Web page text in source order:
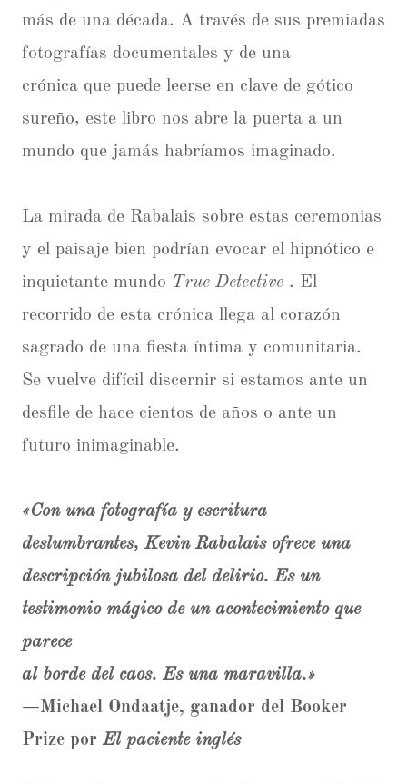
más de una década. A través de sus premiadas
fotografías documentales y de una
crónica que puede leerse en clave de gótico
sureño, este libro nos abre la puerta a un
mundo que jamás habríamos imaginado.
La mirada de Rabalais sobre estas ceremonias
y el paisaje bien podrían evocar el hipnótico e
inquietante mundo True Detective . El
recorrido de esta crónica llega al corazón
sagrado de una fiesta íntima y comunitaria.
Se vuelve difícil discernir si estamos ante un
desfile de hace cientos de años o ante un
futuro inimaginable.
«Con una fotografía y escritura
deslumbrantes, Kevin Rabalais ofrece una
descripción jubilosa del delirio. Es un
testimonio mágico de un acontecimiento que
parece
al borde del caos. Es una maravilla.»
—Michael Ondaatje, ganador del Booker
Prize por El paciente inglés